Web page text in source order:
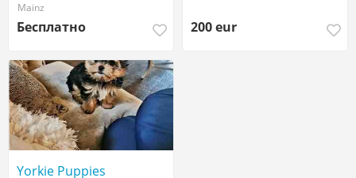
Mainz
Бесплатно 200 eur
Yorkie Puppies